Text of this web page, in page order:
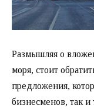
Размышляя о
моря, стоит
предложения,
бизнесменов, так